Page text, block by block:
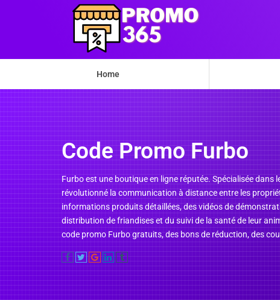
Home
Code Promo Furbo
Furbo est une boutique en ligne réputée. Spécialisée
révolutionné la communication à distance entre les
informations produits détaillées, des vidéos de
distribution de friandises et du suivi de la santé de leur
code promo Furbo gratuits, des bons de réduction, des